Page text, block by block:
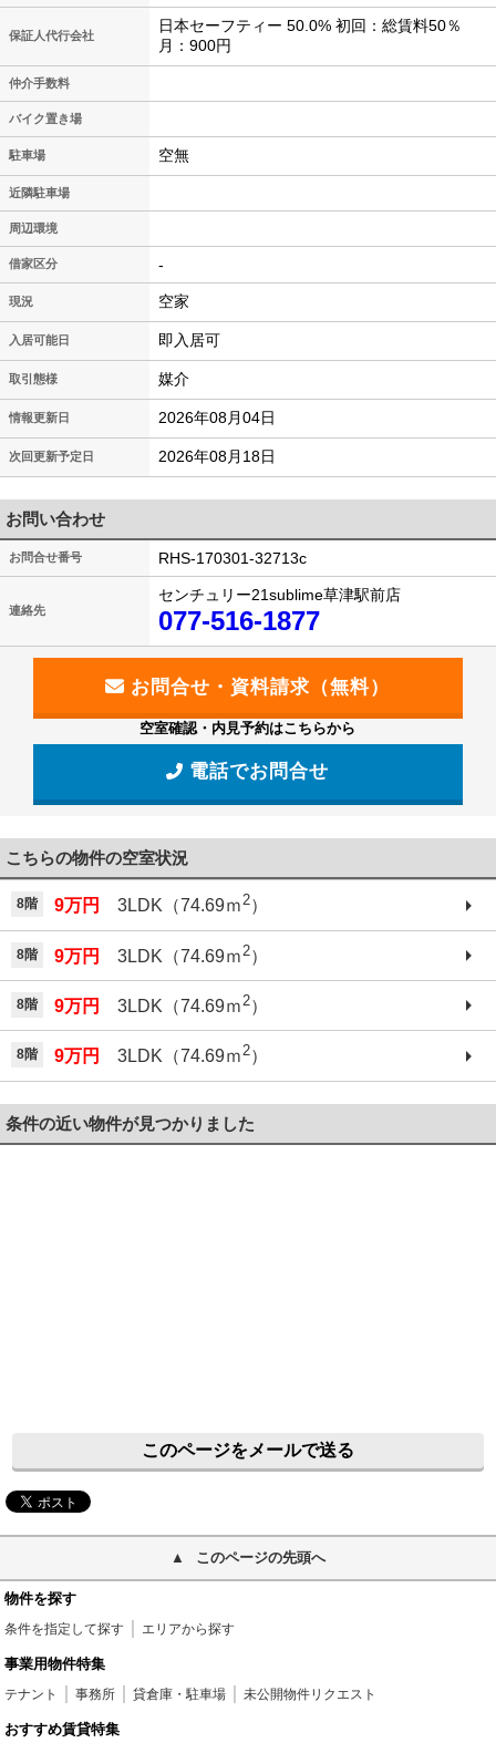
保証人代行会社
日本セーフティー 50.0% 初回：総賃料50％
月：900円
仲介手数料
バイク置き場
駐車場 空無
近隣駐車場
周辺環境
借家区分 -
現況 空家
入居可能日 即入居可
取引態様 媒介
情報更新日 2026年08月04日
次回更新予定日 2026年08月18日
お問い合わせ
お問合せ番号 RHS-170301-32713c
連絡先
センチュリー21sublime草津駅前店
077-516-1877
空室確認・内見予約はこちらから
電話でお問合せ
こちらの物件の空室状況
8階 9万円 3LDK（74.69ｍ2）
8階 9万円 3LDK（74.69ｍ 2）
8階 9万円 3LDK（74.69ｍ 2）
8階 9万円 3LDK（74.69ｍ2）
条件の近い物件が見つかりました
このページをメールで送る
このページの先頭へ
物件を探す
条件を指定して探す エリアから探す
事業用物件特集
テナント 事務所 貸倉庫・駐車場 未公開物件リクエスト
おすすめ賃貸特集